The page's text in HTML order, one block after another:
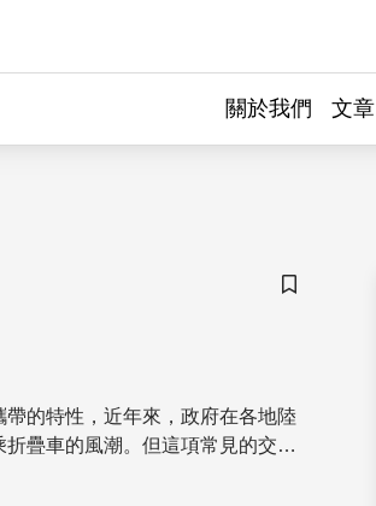
關於我們 文章
儲存書籤
的特性，近年來，政府在各地陸
疊車的風潮。但這項常見的交通